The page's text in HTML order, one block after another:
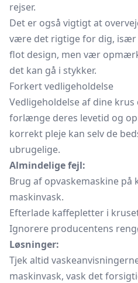
rejser.
Det er også vigtigt at
være det rigtige for dig, især
flot design, men vær
det kan gå i stykker.
Forkert vedligeholdelse
Vedligeholdelse af dine
forlænge deres levetid og
korrekt pleje kan selv de
ubrugelige.
Almindelige fejl:
Brug af opvaskemaskine på
maskinvask.
Efterlade kaffepletter i
Ignorere producentens
Løsninger:
Tjek altid
maskinvask, vask det